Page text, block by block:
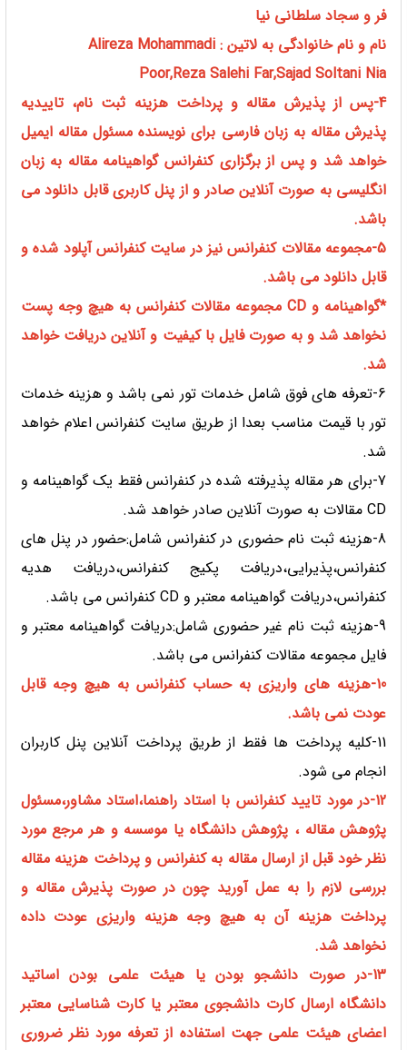
فر و سجاد سلطانی نیا
نام و نام خانوادگی به لاتین : Alireza Mohammadi
Poor,Reza Salehi Far,Sajad Soltani Nia
4-پس از پذیرش مقاله و پرداخت هزینه ثبت نام، تاییدیه
پذیرش مقاله به زبان فارسی برای نویسنده مسئول مقاله ایمیل
خواهد شد و پس از برگزاری کنفرانس گواهینامه مقاله به زبان
انگلیسی به صورت آنلاین صادر و از پنل کاربری قابل دانلود می
باشد.
5-مجموعه مقالات کنفرانس نیز در سایت کنفرانس آپلود شده و
قابل دانلود می باشد.
*گواهینامه و CD مجموعه مقالات کنفرانس به هیچ وجه پست
نخواهد شد و به صورت فایل با کیفیت و آنلاین دریافت خواهد
شد.
6-تعرفه های فوق شامل خدمات تور نمی باشد و هزینه خدمات
تور با قیمت مناسب بعدا از طریق سایت کنفرانس اعلام خواهد
شد.
7-برای هر مقاله پذیرفته شده در کنفرانس فقط یک گواهینامه و
CD مقالات به صورت آنلاین صادر خواهد شد.
8-هزینه ثبت نام حضوری در کنفرانس شامل:حضور در پنل های
کنفرانس،پذیرایی،دریافت پکیج کنفرانس،دریافت هدیه
کنفرانس،دریافت گواهینامه معتبر و CD کنفرانس می باشد.
9-هزینه ثبت نام غیر حضوری شامل:دریافت گواهینامه معتبر و
فایل مجموعه مقالات کنفرانس می باشد.
10-هزینه های واریزی به حساب کنفرانس به هیچ وجه قابل
عودت نمی باشد.
11-کلیه پرداخت ها فقط از طریق پرداخت آنلاین پنل کاربران
انجام می شود.
12-در مورد تایید کنفرانس با استاد راهنما،استاد مشاور،مسئول
پژوهش مقاله ، پژوهش دانشگاه یا موسسه و هر مرجع مورد
نظر خود قبل از ارسال مقاله به کنفرانس و پرداخت هزینه مقاله
بررسی لازم را به عمل آورید چون در صورت پذیرش مقاله و
پرداخت هزینه آن به هیچ وجه هزینه واریزی عودت داده
نخواهد شد.
13-در صورت دانشجو بودن یا هیئت علمی بودن اساتید
دانشگاه ارسال کارت دانشجوی معتبر یا کارت شناسایی معتبر
اعضای هیئت علمی جهت استفاده از تعرفه مورد نظر ضروری